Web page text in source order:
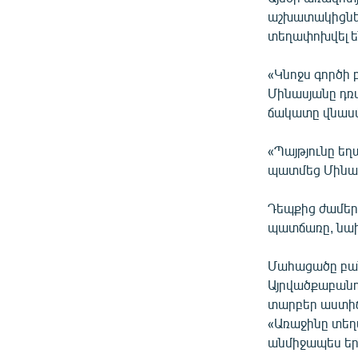
տեղափոխվել
«Կնոջս գործի
Մինասյանը
ճակատը
«Պայթյունը
պատմեց
Դեպքից
պատճառը,
Մահացածը
տարբեր
«Առաջինը
անմիջապես